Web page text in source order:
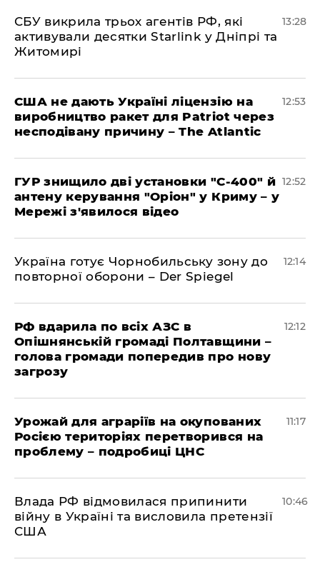
СБУ викрила трьох агентів РФ, які
активували десятки Starlink у Дніпрі та
Житомирі
13:28
США не дають Україні ліцензію на
виробництво ракет для Patriot через
несподівану причину – The Atlantic
12:53
ГУР знищило дві установки "С-400" й
антену керування "Оріон" у Криму – у
Мережі з'явилося відео
12:52
Україна готує Чорнобильську зону до
повторної оборони – Der Spiegel
12:14
РФ вдарила по всіх АЗС в
Опішнянській громаді Полтавщини –
голова громади попередив про нову
загрозу
12:12
Урожай для аграріїв на окупованих
Росією територіях перетворився на
проблему – подробиці ЦНС
11:17
Влада РФ відмовилася припинити
війну в Україні та висловила претензії
США
10:46